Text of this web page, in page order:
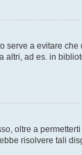
a evitare
ad es. in
oltre a
risolvere tali